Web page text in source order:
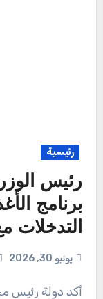
رئيسية
رئيس
برنامج
التدخلات
يونيو 30, 2026
أكد دولة رئيس مجلس الوزراء وزير الخارجية وشؤون